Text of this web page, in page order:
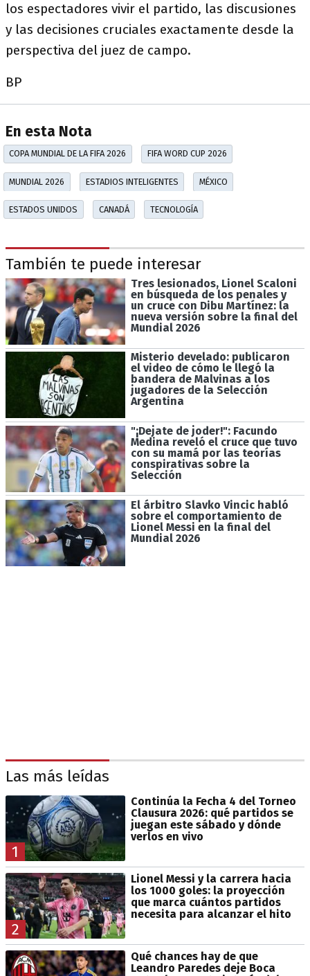
los espectadores vivir el partido, las discusiones
y las decisiones cruciales exactamente desde la
perspectiva del juez de campo.
BP
En esta Nota
COPA MUNDIAL DE LA FIFA 2026 FIFA WORD CUP 2026
MUNDIAL 2026 ESTADIOS INTELIGENTES MÉXICO
ESTADOS UNIDOS CANADÁ TECNOLOGÍA
También te puede interesar
Tres lesionados, Lionel Scaloni
en búsqueda de los penales y
un cruce con Dibu Martínez: la
nueva versión sobre la final del
Mundial 2026
Misterio develado: publicaron
el video de cómo le llegó la
bandera de Malvinas a los
jugadores de la Selección
Argentina
"¡Dejate de joder!": Facundo
Medina reveló el cruce que tuvo
con su mamá por las teorías
conspirativas sobre la
Selección
El árbitro Slavko Vincic habló
sobre el comportamiento de
Lionel Messi en la final del
Mundial 2026
Las más leídas
1
Continúa la Fecha 4 del Torneo
Clausura 2026: qué partidos se
juegan este sábado y dónde
verlos en vivo
2
Lionel Messi y la carrera hacia
los 1000 goles: la proyección
que marca cuántos partidos
necesita para alcanzar el hito
Qué chances hay de que
Leandro Paredes deje Boca